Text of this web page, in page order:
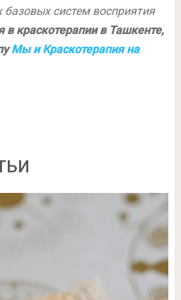
базовых систем восприятия
в краскотерапии в Ташкенте,
Мы и Краскотерапия на